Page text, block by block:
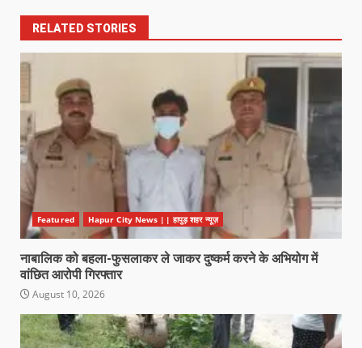
RELATED STORIES
Featured Hapur City News || हापुड़ शहर न्यूज़
नाबालिक को बहला-फुसलाकर ले जाकर दुष्कर्म करने के अभियोग में
वांछित आरोपी गिरफ्तार
August 10, 2026